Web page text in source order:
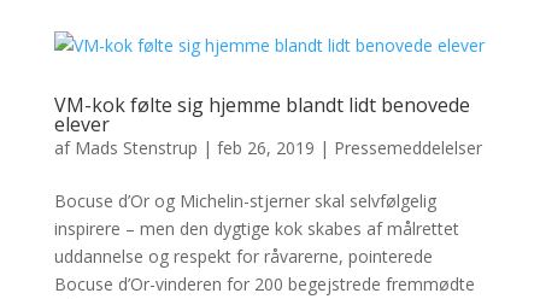
VM-kok følte sig hjemme blandt lidt benovede
elever
af Mads Stenstrup | feb 26, 2019 | Pressemeddelelser
Bocuse d’Or og Michelin-stjerner skal selvfølgelig
inspirere – men den dygtige kok skabes af målrettet
uddannelse og respekt for råvarerne, pointerede
Bocuse d’Or-vinderen for 200 begejstrede fremmødte